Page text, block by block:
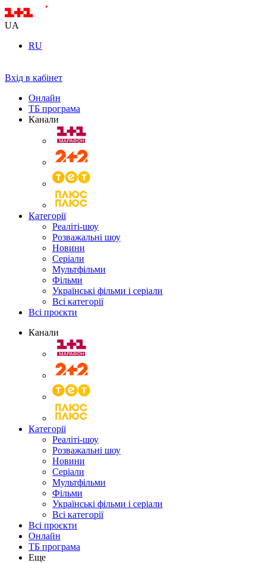
UA
RU
Вхід в кабінет
Онлайн
ТБ програма
Канали
Категорії
Реаліті-шоу
Розважальні шоу
Новини
Серіали
Мультфільми
Фільми
Українські фільми і серіали
Всі категорії
Всі проєкти
Канали
Категорії
Реаліті-шоу
Розважальні шоу
Новини
Серіали
Мультфільми
Фільми
Українські фільми і серіали
Всі категорії
Всі проєкти
Онлайн
ТБ програма
Еще